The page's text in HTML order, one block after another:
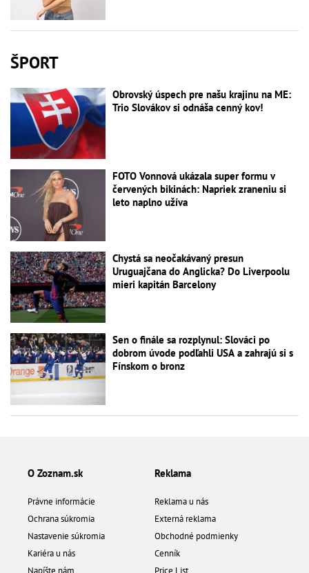
ŠPORT
Obrovský úspech pre našu krajinu na ME:
Trio Slovákov si odnáša cenný kov!
FOTO Vonnová ukázala super formu v
červených bikinách: Napriek zraneniu si
leto naplno užíva
Chystá sa neočakávaný presun
Uruguajčana do Anglicka? Do Liverpoolu
mieri kapitán Barcelony
Sen o finále sa rozplynul: Slováci po
dobrom úvode podľahli USA a zahrajú si s
Fínskom o bronz
O Zoznam.sk
Právne informácie
Ochrana súkromia
Nastavenie súkromia
Kariéra u nás
Napíšte nám
Reklama
Reklama u nás
Externá reklama
Obchodné podmienky
Cenník
Price List